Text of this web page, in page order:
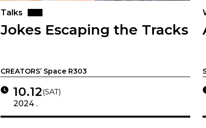
Talks
Jokes Escaping the Tracks
CREATORS’ Space R303
10.12(SAT)
2024 .